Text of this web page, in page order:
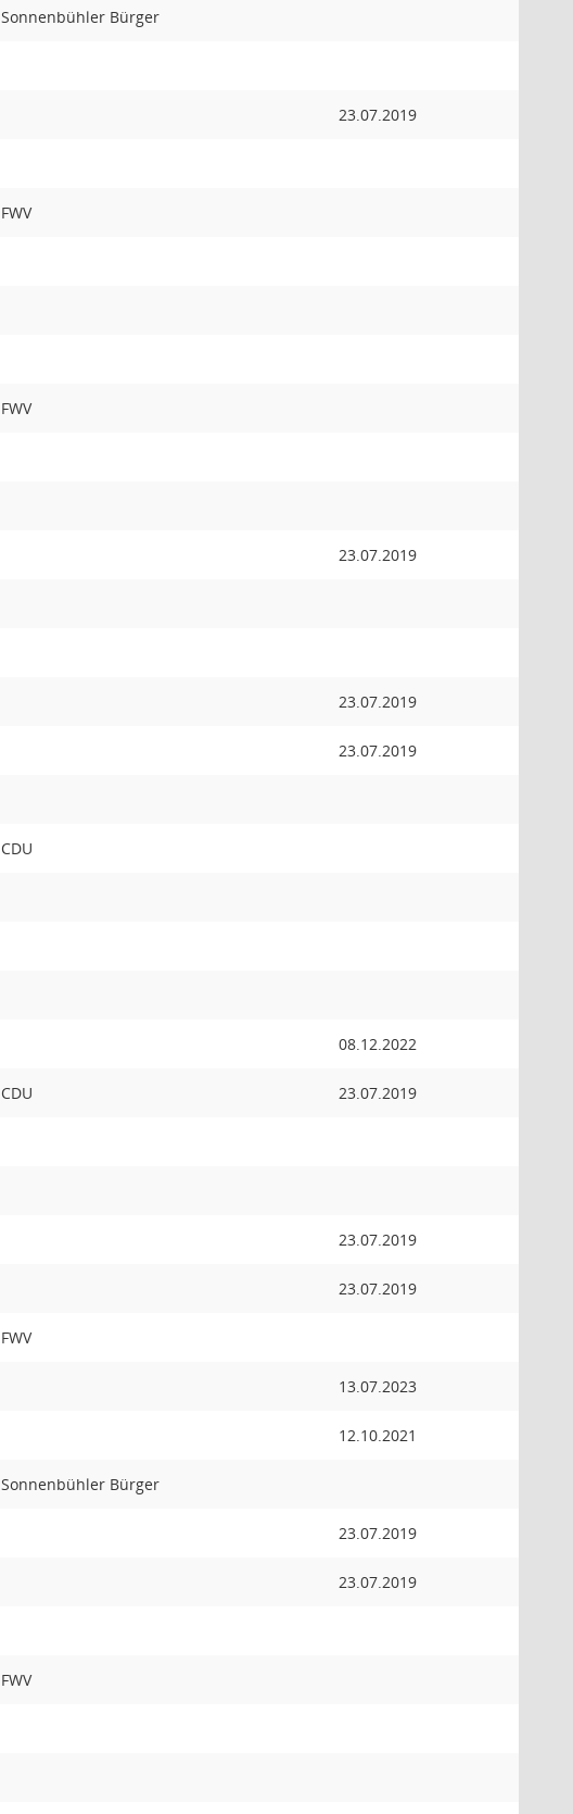
Sonnenbühler Bürger
23.07.2019
FWV
FWV
23.07.2019
23.07.2019
23.07.2019
CDU
08.12.2022
CDU 23.07.2019
23.07.2019
23.07.2019
FWV
13.07.2023
12.10.2021
Sonnenbühler Bürger
23.07.2019
23.07.2019
FWV